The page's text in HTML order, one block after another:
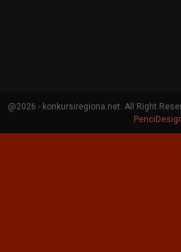
@2026 - konkursiregiona.net. All Right